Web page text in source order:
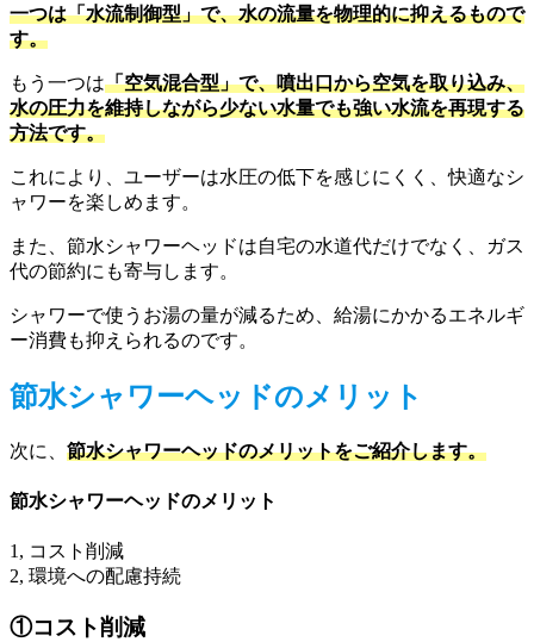
一つは「水流制御型」で、水の流量を物理的に抑えるもので
す。
もう一つは「空気混合型」で、噴出口から空気を取り込み、
水の圧力を維持しながら少ない水量でも強い水流を再現する
方法です。
これにより、ユーザーは水圧の低下を感じにくく、快適なシ
ャワーを楽しめます。
また、節水シャワーヘッドは自宅の水道代だけでなく、ガス
代の節約にも寄与します。
シャワーで使うお湯の量が減るため、給湯にかかるエネルギ
ー消費も抑えられるのです。
節水シャワーヘッドのメリット
次に、 節水シャワーヘッドのメリットをご紹介します。
節水シャワーヘッドのメリット
1, コスト削減
2, 環境への配慮持続
①コスト削減